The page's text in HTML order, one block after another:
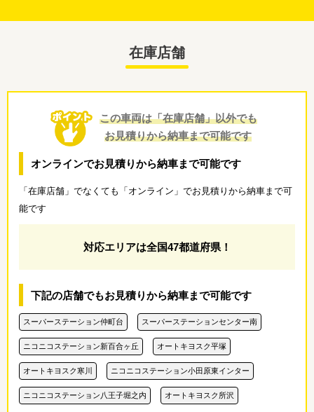
在庫店舗
この車両は「在庫店舗」以外でも
お見積りから納車まで可能です
オンラインでお見積りから納車まで可能です
「在庫店舗」でなくても「オンライン」でお見積りから納車まで可
能です
対応エリアは全国47都道府県！
下記の店舗でもお見積りから納車まで可能です
スーパーステーション仲町台 スーパーステーションセンター南
ニコニコステーション新百合ヶ丘 オートキヨスク平塚
オートキヨスク寒川 ニコニコステーション小田原東インター
ニコニコステーション八王子堀之内 オートキヨスク所沢